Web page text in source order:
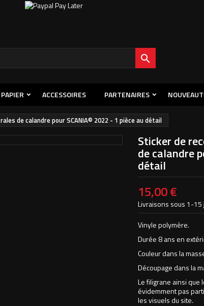

PAPIER ACCESSOIRES PARTENAIRES
de calandre pour SCANIA© 2022 - 1 pièce au détail
Sticker de
de calandre
détail
15,00 €
Livraisons sous 1-
Vinyle polymère.
Durée 8 ans en
Couleur dans la
Découpage dans la
Le filigrane ainsi que
évidemment pas
les visuels du site.
add_circle_outlineCréer une nouvelle liste
((cancelText)) ((createText))
pour ajouter des produits à votre liste d'envies.